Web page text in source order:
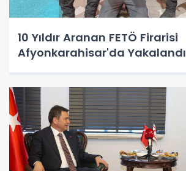
10 Yıldır Aranan FETÖ Firarisi
Afyonkarahisar'da Yakalandı